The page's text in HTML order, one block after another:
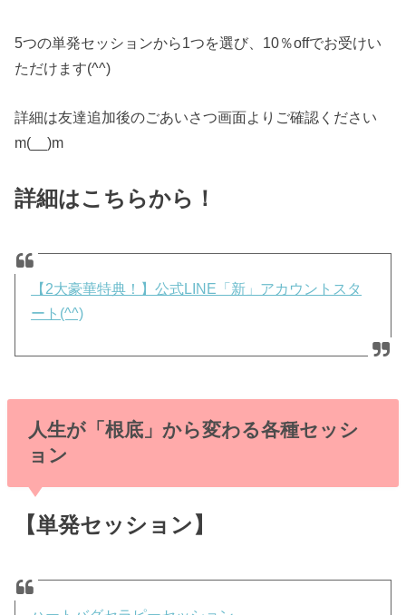
5つの単発セッションから1つを選び、10％offでお受けい
ただけます(^^)
詳細は友達追加後のごあいさつ画面よりご確認ください
m(__)m
詳細はこちらから！
【2大豪華特典！】公式LINE「新」アカウントスタ
ート(^^)
人生が「根底」から変わる各種セッシ
ョン
【単発セッション】